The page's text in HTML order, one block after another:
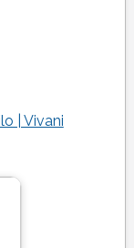
| Vivani